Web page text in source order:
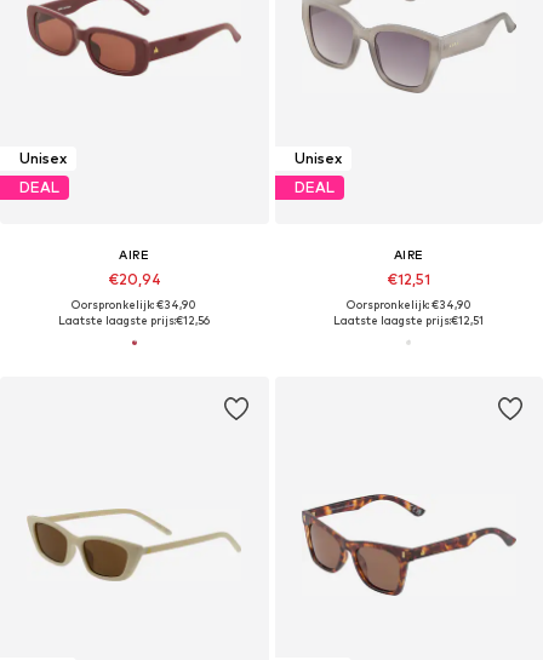
Unisex
DEAL
AIRE
€20,94
Oorspronkelijk: €34,90
Laatste laagste prijs:€12,56
Unisex
DEAL
AIRE
€12,51
Oorspronkelijk: €34,90
Laatste laagste prijs:€12,51